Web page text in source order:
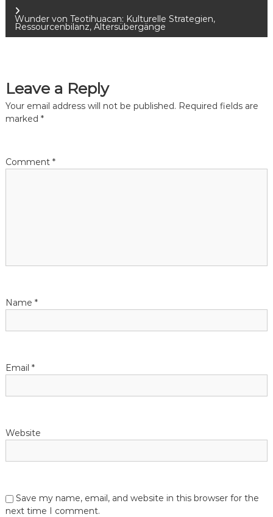
o
s
n
a
i
o
Wunder von Teotihuacan: Kulturelle Strategien,
Ressourcenbilanz, Altersübergänge
Leave a Reply
Your email address will not be published. Required fields are
marked *
Comment *
Name *
Email *
Website
Save my name, email, and website in this browser for the
next time I comment.